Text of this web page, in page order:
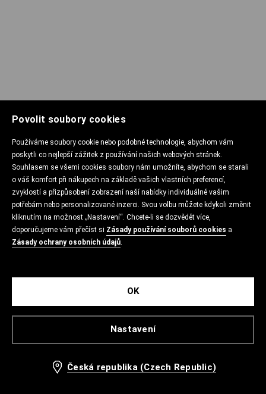
Povolit soubory cookies
Používáme soubory cookie nebo podobné technologie, abychom vám
poskytli co nejlepší zážitek z používání našich webových stránek.
Souhlasem se všemi cookies soubory nám umožníte, abychom se starali
o váš komfort při nákupech na základě vašich vlastních preferencí,
zvyklostí a přizpůsobení zobrazení naší nabídky individuálně vašim
potřebám nebo personalizované inzerci. Svou volbu můžete kdykoli změnit
kliknutím na možnost „Nastavení“. Chcete-li se dozvědět více,
doporučujeme vám přečíst si Zásady používání souborů cookies a
Zásady ochrany osobních údajů.
Nastavení
OK
Česká republika (Czech Republic)